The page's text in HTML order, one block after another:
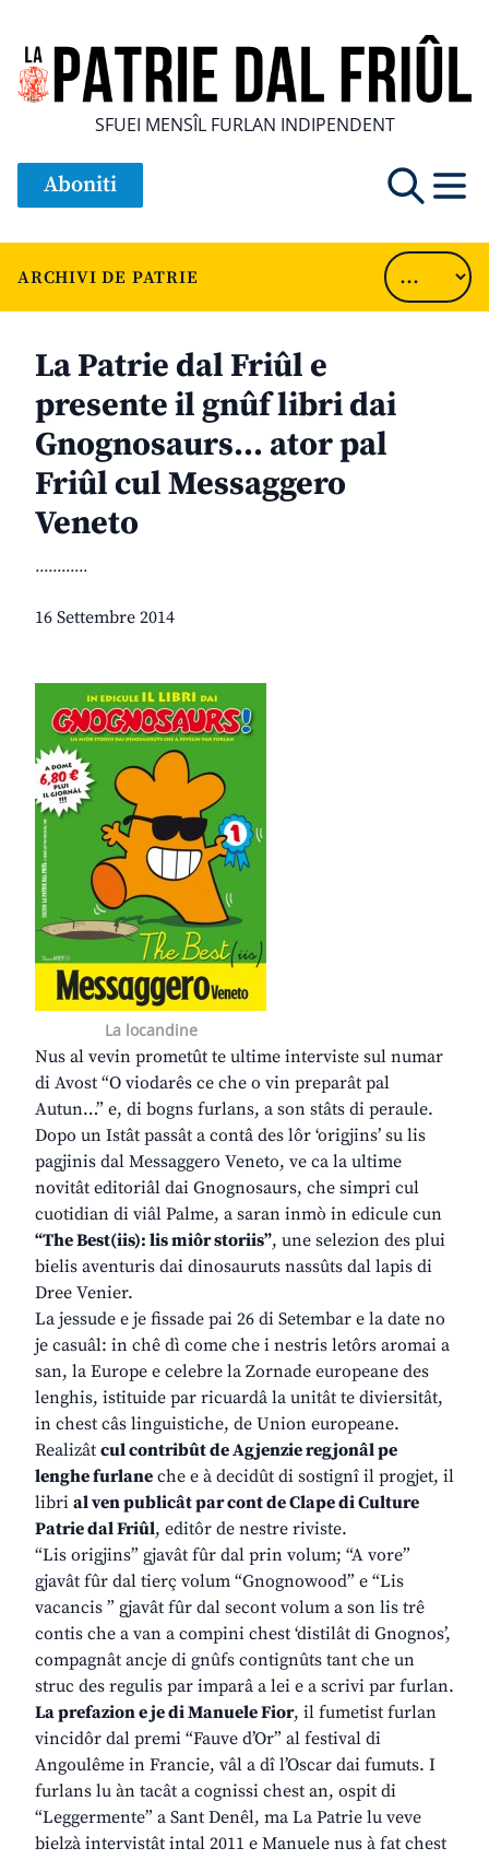
SFUEI MENSÎL FURLAN INDIPENDENT
Aboniti
ARCHIVI DE PATRIE
La Patrie dal Friûl e
presente il gnûf libri dai
Gnognosaurs… ator pal
Friûl cul Messaggero
Veneto
............
16 Settembre 2014
La locandine
Nus al vevin prometût te ultime interviste sul numar
di Avost “O viodarês ce che o vin preparât pal
Autun…” e, di bogns furlans, a son stâts di peraule.
Dopo un Istât passât a contâ des lôr ‘origjins’ su lis
pagjinis dal Messaggero Veneto, ve ca la ultime
novitât editoriâl dai Gnognosaurs, che simpri cul
cuotidian di viâl Palme, a saran inmò in edicule cun
“The Best(iis): lis miôr storiis”, une selezion des plui
bielis aventuris dai dinosauruts nassûts dal lapis di
Dree Venier.
La jessude e je fissade pai 26 di Setembar e la date no
je casuâl: in chê dì come che i nestris letôrs aromai a
san, la Europe e celebre la Zornade europeane des
lenghis, istituide par ricuardâ la unitât te diviersitât,
in chest câs linguistiche, de Union europeane.
Realizât cul contribût de Agjenzie regjonâl pe
lenghe furlane che e à decidût di sostignî il progjet, il
libri al ven publicât par cont de Clape di Culture
Patrie dal Friûl, editôr de nestre riviste.
“Lis origjins” gjavât fûr dal prin volum; “A vore”
gjavât fûr dal tierç volum “Gnognowood” e “Lis
vacancis ” gjavât fûr dal secont volum a son lis trê
contis che a van a compini chest ‘distilât di Gnognos’,
compagnât ancje di gnûfs contignûts tant che un
struc des regulis par imparâ a lei e a scrivi par furlan.
La prefazion e je di Manuele Fior, il fumetist furlan
vincidôr dal premi “Fauve d’Or” al festival di
Angoulême in Francie, vâl a dî l’Oscar dai fumuts. I
furlans lu àn tacât a cognissi chest an, ospit di
“Leggermente” a Sant Denêl, ma La Patrie lu veve
bielzà intervistât intal 2011 e Manuele nus à fat chest